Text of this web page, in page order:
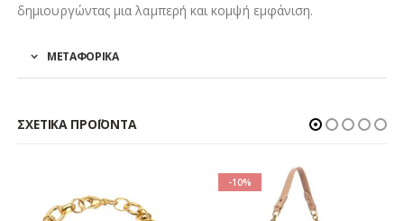
δημιουργώντας μια λαμπερή και κομψή εμφάνιση.
ΜΕΤΑΦΟΡΙΚΑ
ΣΧΕΤΙΚΆ ΠΡΟΪΌΝΤΑ
-10%